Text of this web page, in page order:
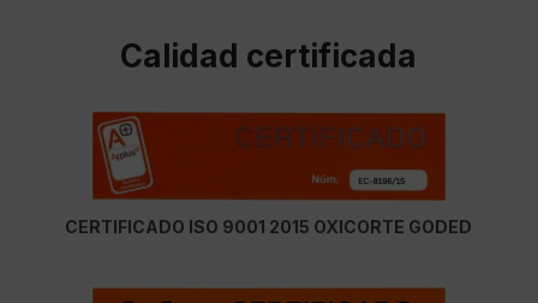
Calidad certificada
CERTIFICADO ISO 9001 2015 OXICORTE GODED